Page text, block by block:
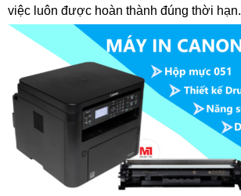
việc luôn được hoàn thành đúng thời hạn.